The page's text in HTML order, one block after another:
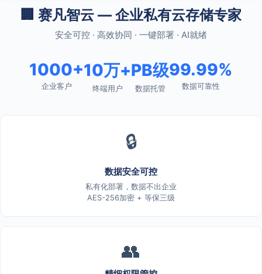
🏢 赛凡智云 — 企业私有云存储专家
安全可控 · 高效协同 · 一键部署 · AI就绪
1000+
企业客户
10万+
终端用户
PB级
数据托管
99.99%
数据可靠性
🔒
数据安全可控
私有化部署，数据不出企业
AES-256加密 + 等保三级
👥